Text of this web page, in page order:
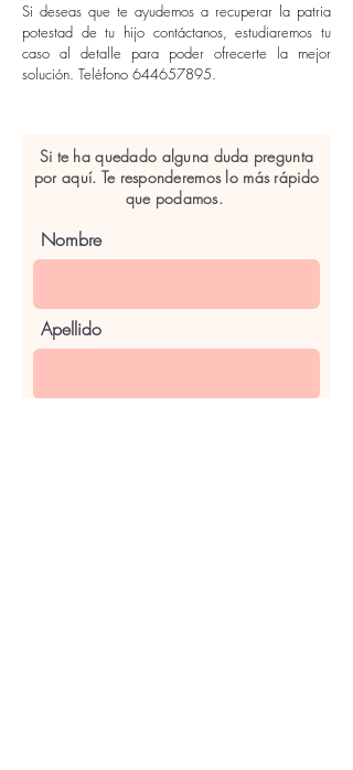
Si deseas que te ayudemos a recuperar la patria
potestad de tu hijo contáctanos, estudiaremos tu
caso al detalle para poder ofrecerte la mejor
solución. Teléfono 644657895.
Si te ha quedado alguna duda pregunta
por aquí. Te responderemos lo más rápido
que podamos.
Nombre
Apellido